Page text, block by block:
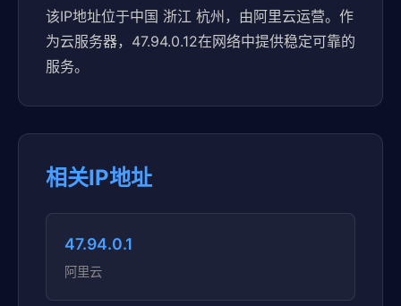
该IP地址位于中国 浙江 杭州，由阿里云运营。作
为云服务器，47.94.0.12在网络中提供稳定可靠的
服务。
相关IP地址
47.94.0.1
阿里云